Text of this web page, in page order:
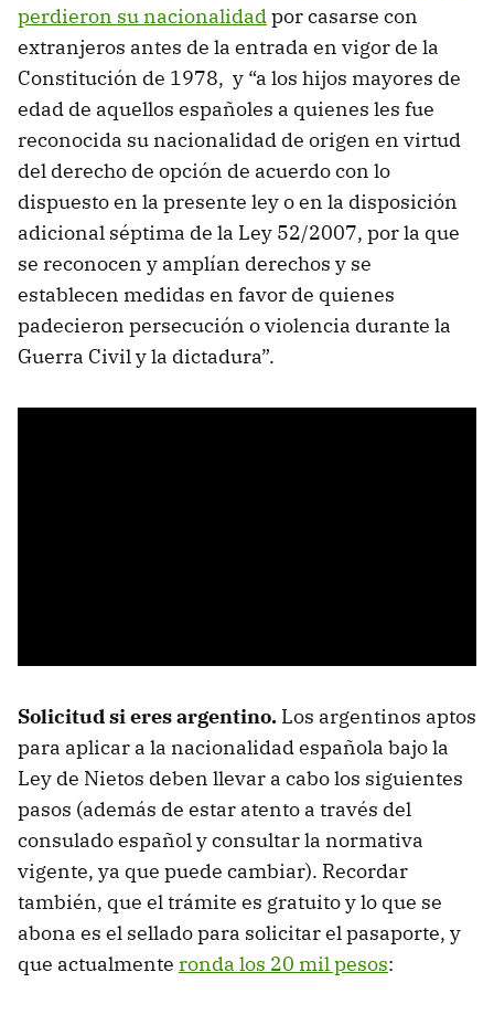
perdieron su nacionalidadpor casarse con
extranjeros antes de la entrada en vigor de la
Constitución de 1978, y “a los hijos mayores de
edad de aquellos españoles a quienes les fue
reconocida su nacionalidad de origen en virtud
del derecho de opción de acuerdo con lo
dispuesto en la presente ley o en la disposición
adicional séptima de la Ley 52/2007, por la que
se reconocen y amplían derechos y se
establecen medidas en favor de quienes
padecieron persecución o violencia durante la
Guerra Civil y la dictadura”.
Solicitud si eres argentino. Los argentinos aptos
para aplicar a la nacionalidad española bajo la
Ley de Nietos deben llevar a cabo los siguientes
pasos (además de estar atento a través del
consulado español y consultar la normativa
vigente, ya que puede cambiar). Recordar
también, que el trámite es gratuito y lo que se
abona es el sellado para solicitar el pasaporte, y
que actualmente ronda los 20 mil pesos: